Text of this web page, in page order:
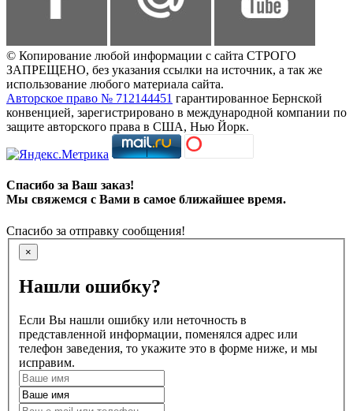
© Копирование любой информации с сайта СТРОГО
ЗАПРЕЩЕНО, без указания ссылки на источник, а так же
использование любого материала сайта.
Авторское право № 712144451 гарантированное Бернской
конвенцией, зарегистрировано в международной компании по
защите авторского права в США, Нью Йорк.
Спасибо за Ваш заказ!
Мы свяжемся с Вами в самое ближайшее время.
Спасибо за отправку сообщения!
×
Нашли ошибку?
Если Вы нашли ошибку или неточность в
представленной информации, поменялся адрес или
телефон заведения, то укажите это в форме ниже, и мы
исправим.